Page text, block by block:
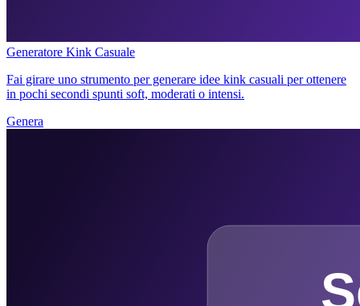
Generatore Kink Casuale
Fai girare uno strumento per generare idee kink casuali per ottenere
in pochi secondi spunti soft, moderati o intensi.
Genera